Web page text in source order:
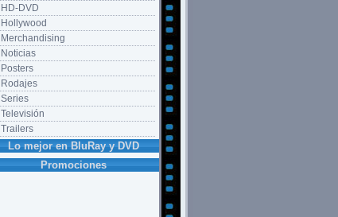
HD-DVD
Hollywood
Merchandising
Noticias
Posters
Rodajes
Series
Televisión
Trailers
Lo mejor en BluRay y DVD
Promociones